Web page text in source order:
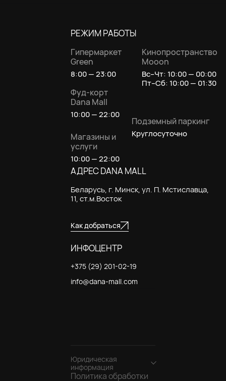
РЕЖИМ РАБОТЫ
Гипермаркет
Green
8:00 — 23:00
Фуд-корт
Dana Mall
10:00 — 22:00
Магазины и
услуги
10:00 — 22:00
Подземный паркинг
Круглосуточно
Кинопространство
Mooon
Вс–Чт: 10:00 — 00:00
Пт–Сб: 10:00 — 01:30
АДРЕС DANA MALL
Беларусь, г. Минск, ул. П. Мстиславца,
11, ст.м.Восток
Как добраться
ИНФОЦЕНТР
+375 (29) 201-02-19
info@dana-mall.com
Юридическая
информация
Политика обработки